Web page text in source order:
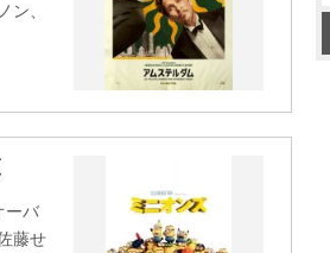
ン、
ーバ
藤せ